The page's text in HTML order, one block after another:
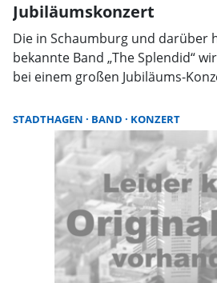
Jubiläumskonzert
Die in Schaumburg und darüber
bekannte Band „The Splendid“
bei einem großen Jubiläums-
STADTHAGEN BAND KONZERT